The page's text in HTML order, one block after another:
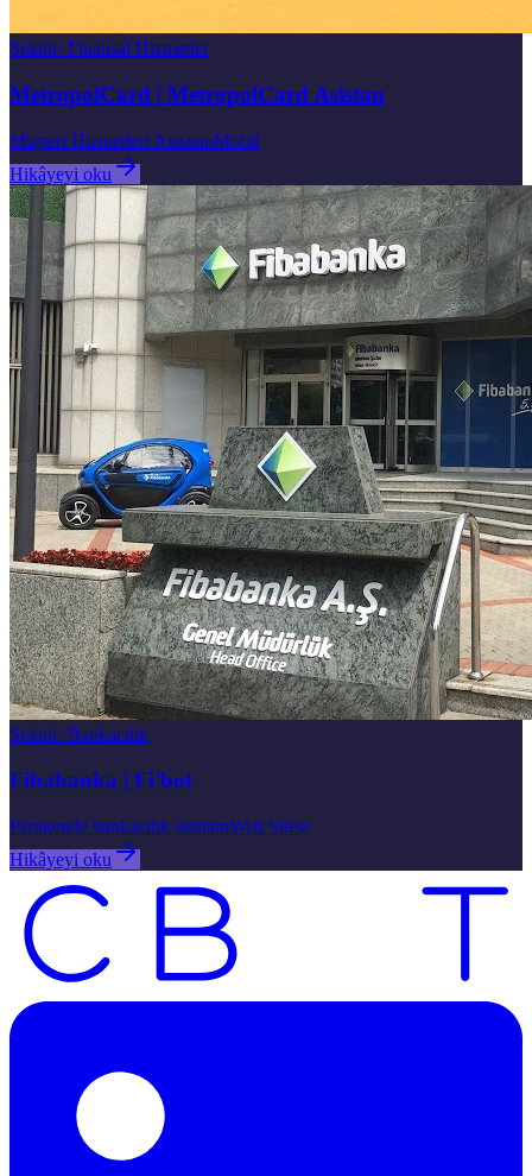
Sektör: Finansal Hizmetler
MetropolCard | MetropolCard Asistan
Müşteri Hizmetleri AsistanıMobil
Hikâyeyi oku
Sektör: Bankacılık
Fibabanka | Fi'bot
Perakende bankacılık asistanıWeb Sitesi
Hikâyeyi oku